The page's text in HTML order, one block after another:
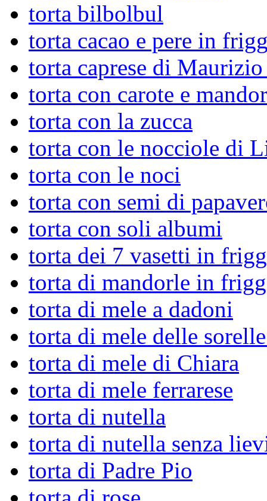
torta bilbolbul
torta cacao e pere in
torta caprese di
torta con carote e
torta con la zucca
torta con le nocciole di
torta con le noci
torta con semi di
torta con soli albumi
torta dei 7 vasetti in
torta di mandorle in
torta di mele a dadoni
torta di mele delle
torta di mele di Chiara
torta di mele ferrarese
torta di nutella
torta di nutella senza
torta di Padre Pio